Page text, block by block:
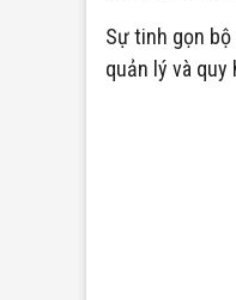
Sự tinh gọn
quản lý và